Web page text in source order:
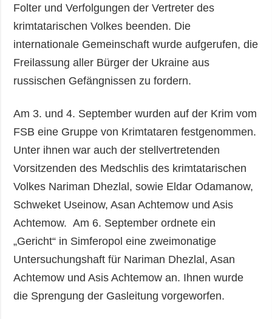
Folter und Verfolgungen der Vertreter des
krimtatarischen Volkes beenden. Die
internationale Gemeinschaft wurde aufgerufen, die
Freilassung aller Bürger der Ukraine aus
russischen Gefängnissen zu fordern.
Am 3. und 4. September wurden auf der Krim vom
FSB eine Gruppe von Krimtataren festgenommen.
Unter ihnen war auch der stellvertretenden
Vorsitzenden des Medschlis des krimtatarischen
Volkes Nariman Dhezlal, sowie Eldar Odamanow,
Schweket Useinow, Asan Achtemow und Asis
Achtemow. Am 6. September ordnete ein
„Gericht“ in Simferopol eine zweimonatige
Untersuchungshaft für Nariman Dhezlal, Asan
Achtemow und Asis Achtemow an. Ihnen wurde
die Sprengung der Gasleitung vorgeworfen.